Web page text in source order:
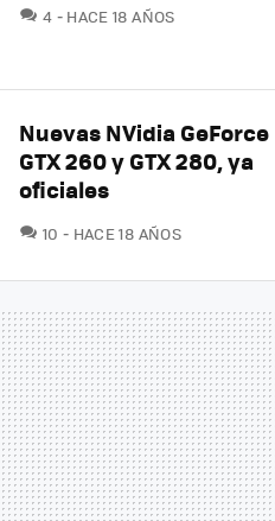
4 COMENTARIOS
HACE 18 AÑOS
Nuevas NVidia GeForce
GTX 260 y GTX 280, ya
oficiales
10 COMENTARIOS
HACE 18 AÑOS